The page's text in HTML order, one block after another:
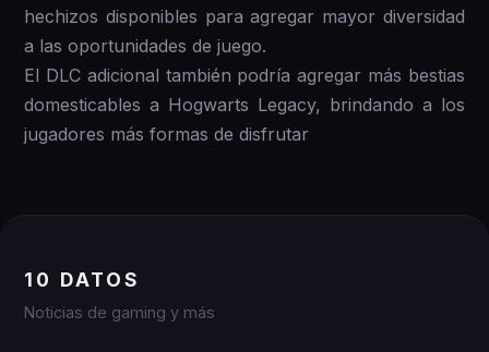
hechizos disponibles para agregar mayor diversidad
a las oportunidades de juego.
El DLC adicional también podría agregar más bestias
domesticables a Hogwarts Legacy, brindando a los
jugadores más formas de disfrutar
10 DATOS
Noticias de gaming y más